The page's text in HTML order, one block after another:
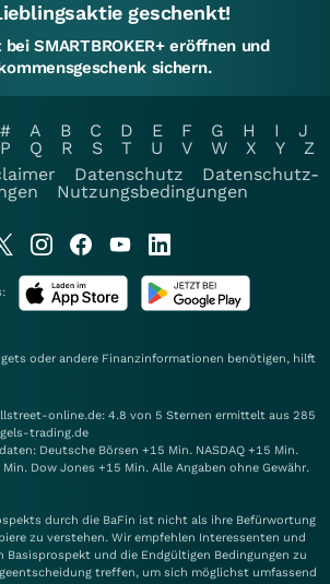
geschenkt!
SMARTBROKER+ eröffnen und
sichern.
# A B C D E F G H I
J
P Q R S T U V W X Y
Z
Datenschutz
Datenschutz-
Nutzungsbedingungen
oder andere Finanzinformationen benötigen, hilft
online.de: 4.8 von 5 Sternen ermittelt aus 285
trading.de
Deutsche Börsen +15 Min. NASDAQ +15 Min.
Min. Dow Jones +15 Min. Alle Angaben ohne Gewähr.
durch die BaFin ist nicht als ihre Befürwortung
zu verstehen. Wir empfehlen Interessenten und
Basisprospekt und die Endgültigen Bedingungen zu
treffen, um sich möglichst umfassend